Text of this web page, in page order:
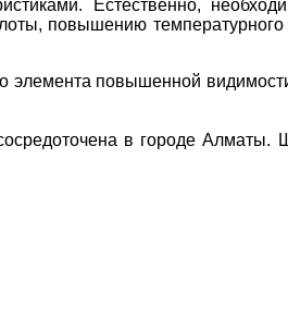
Естественно,
повышению
элемента повышенной
в городе Алматы.